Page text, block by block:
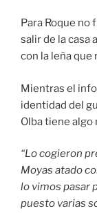
Para Roque no
salir de la casa
con la leña que
Mientras el
identidad del
Olba tiene algo
“Lo cogieron
Moyas atado
lo vimos pasar
puesto varias